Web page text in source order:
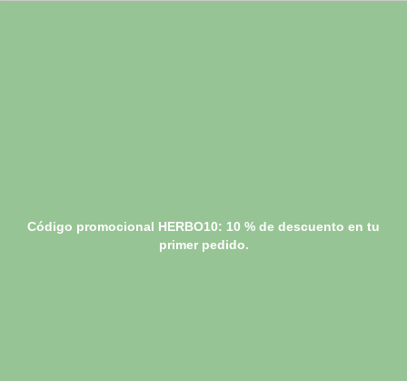
Código promocional HERBO10: 10 % de descuento en tu
primer pedido.